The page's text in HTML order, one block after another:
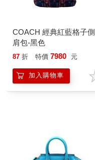
COACH 經典紅藍格子側
肩包-黑色
87 折 特價 7980 元
加入購物車